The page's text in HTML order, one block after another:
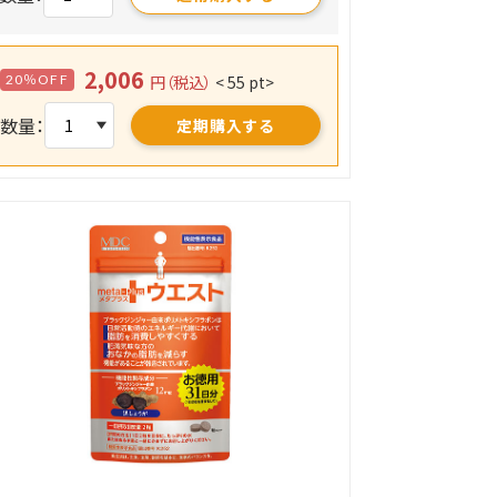
20％OFF 2,006 円（税込） < 55 pt>
数量： 定期購入する